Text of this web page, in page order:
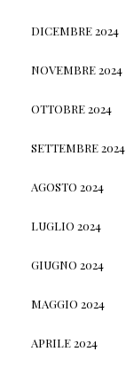
DICEMBRE 2024
NOVEMBRE 2024
OTTOBRE 2024
SETTEMBRE 2024
AGOSTO 2024
LUGLIO 2024
GIUGNO 2024
MAGGIO 2024
APRILE 2024